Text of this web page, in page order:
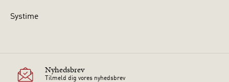
Systime
Nyhedsbrev
Tilmeld dig vores nyhedsbrev